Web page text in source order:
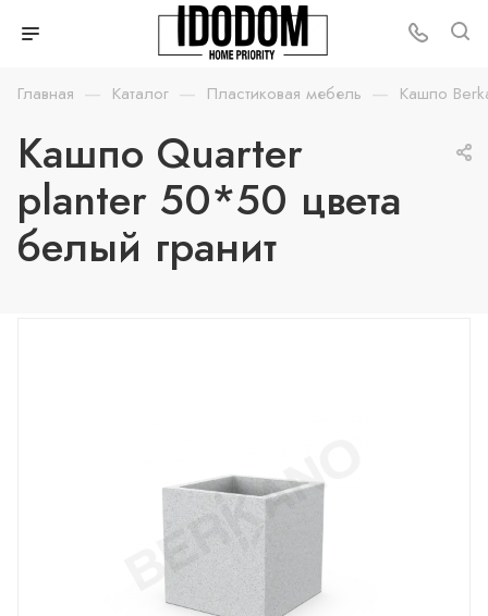
Главная — Каталог — Пластиковая мебель — Кашпо
Кашпо Quarter
planter 50*50 цвета
белый гранит